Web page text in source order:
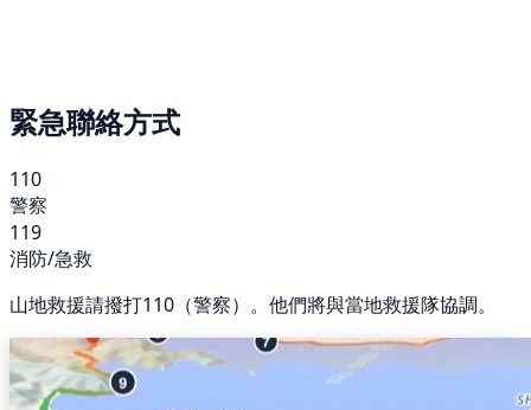
緊急聯絡方式
110
警察
119
消防/急救
山地救援請撥打110（警察）。他們將與當地救援隊協調。